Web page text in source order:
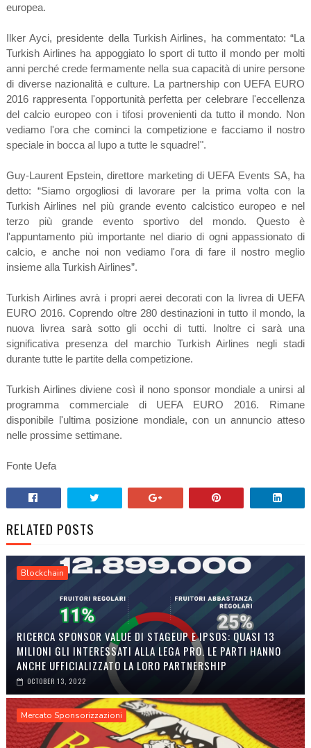
europea.
Ilker Ayci, presidente della Turkish Airlines, ha commentato: “La
Turkish Airlines ha appoggiato lo sport di tutto il mondo per molti
anni perché crede fermamente nella sua capacità di unire persone
di diverse nazionalità e culture. La partnership con UEFA EURO
2016 rappresenta l'opportunità perfetta per celebrare l'eccellenza
del calcio europeo con i tifosi provenienti da tutto il mondo. Non
vediamo l'ora che cominci la competizione e facciamo il nostro
speciale in bocca al lupo a tutte le squadre!".
Guy-Laurent Epstein, direttore marketing di UEFA Events SA, ha
detto: “Siamo orgogliosi di lavorare per la prima volta con la
Turkish Airlines nel più grande evento calcistico europeo e nel
terzo più grande evento sportivo del mondo. Questo è
l'appuntamento più importante nel diario di ogni appassionato di
calcio, e anche noi non vediamo l'ora di fare il nostro meglio
insieme alla Turkish Airlines”.
Turkish Airlines avrà i propri aerei decorati con la livrea di UEFA
EURO 2016. Coprendo oltre 280 destinazioni in tutto il mondo, la
nuova livrea sarà sotto gli occhi di tutti. Inoltre ci sarà una
significativa presenza del marchio Turkish Airlines negli stadi
durante tutte le partite della competizione.
Turkish Airlines diviene così il nono sponsor mondiale a unirsi al
programma commerciale di UEFA EURO 2016. Rimane
disponibile l'ultima posizione mondiale, con un annuncio atteso
nelle prossime settimane.
Fonte Uefa
RELATED POSTS
Blockchain
RICERCA SPONSOR VALUE DI STAGEUP E IPSOS: QUASI 13
MILIONI GLI INTERESSATI ALLA LEGA PRO. LE PARTI HANNO
ANCHE UFFICIALIZZATO LA LORO PARTNERSHIP
OCTOBER 13, 2022
Mercato Sponsorizzazioni